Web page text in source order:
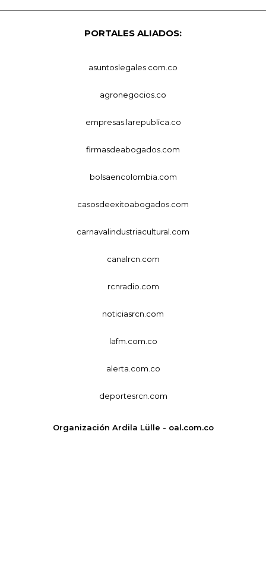
PORTALES ALIADOS:
asuntoslegales.com.co
agronegocios.co
empresas.larepublica.co
firmasdeabogados.com
bolsaencolombia.com
casosdeexitoabogados.com
carnavalindustriacultural.com
canalrcn.com
rcnradio.com
noticiasrcn.com
lafm.com.co
alerta.com.co
deportesrcn.com
Organización Ardila Lülle - oal.com.co